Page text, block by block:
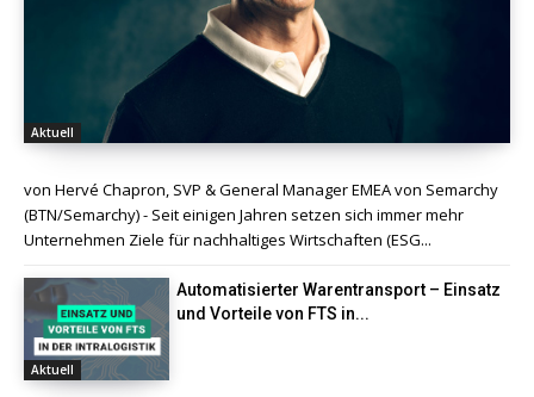
Aktuell
von Hervé Chapron, SVP & General Manager EMEA von Semarchy
(BTN/Semarchy) - Seit einigen Jahren setzen sich immer mehr
Unternehmen Ziele für nachhaltiges Wirtschaften (ESG...
Aktuell
Automatisierter Warentransport – Einsatz
und Vorteile von FTS in...